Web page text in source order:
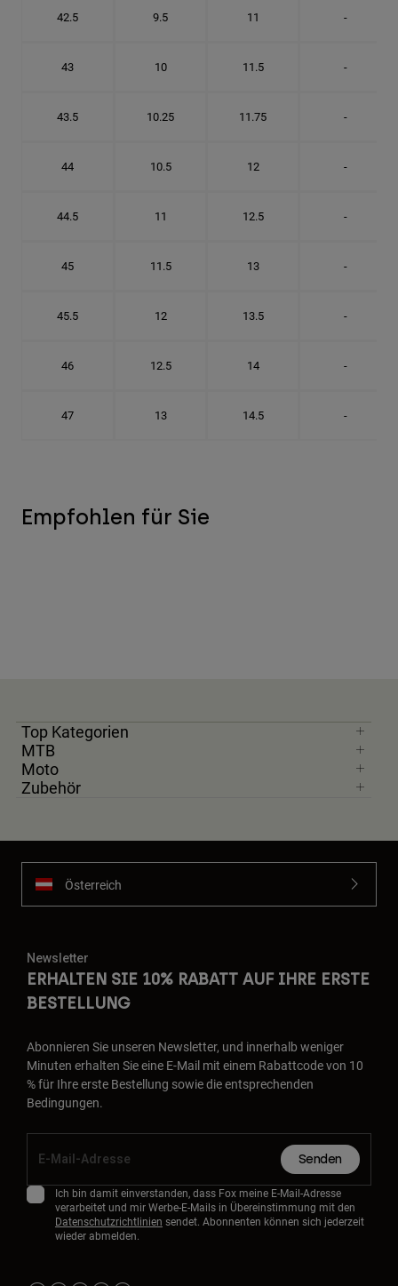
42.5 9.5 11 -
43 10 11.5 -
43.5 10.25 11.75 -
44 10.5 12 -
44.5 11 12.5 -
45 11.5 13 -
45.5 12 13.5 -
46 12.5 14 -
47 13 14.5 -
Empfohlen für Sie
Top Kategorien
MTB
Moto
Zubehör
Österreich
Newsletter
ERHALTEN SIE 10% RABATT AUF IHRE ERSTE
BESTELLUNG
Abonnieren Sie unseren Newsletter, und innerhalb weniger
Minuten erhalten Sie eine E-Mail mit einem Rabattcode von 10
% für Ihre erste Bestellung sowie die entsprechenden
Bedingungen.
Senden
Ich bin damit einverstanden, dass Fox meine E-Mail-Adresse
verarbeitet und mir Werbe-E-Mails in Übereinstimmung mit den
Datenschutzrichtlinien sendet. Abonnenten können sich jederzeit
wieder abmelden.